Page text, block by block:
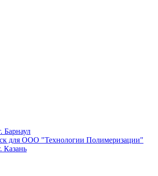
Барнаул
для ООО "Технологии Полимеризации"
Казань